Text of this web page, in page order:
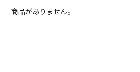
商品がありません。